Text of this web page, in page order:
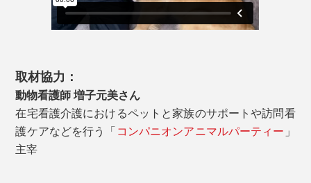
取材協力：
動物看護師 増子元美さん
在宅看護介護におけるペットと家族のサポートや訪問看
護ケアなどを行う「コンパニオンアニマルパーティー 」
主宰